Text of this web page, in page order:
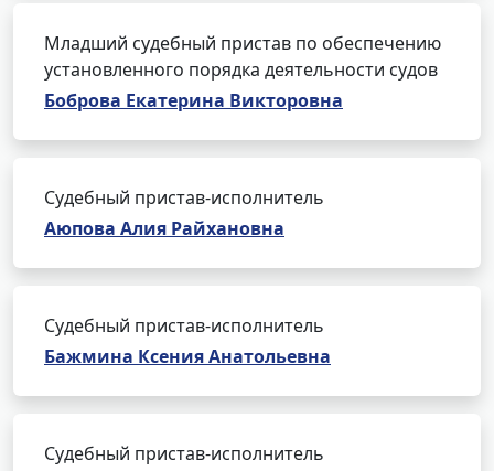
Младший судебный пристав по обеспечению
установленного порядка деятельности судов
Боброва Екатерина Викторовна
Судебный пристав-исполнитель
Аюпова Алия Райхановна
Судебный пристав-исполнитель
Бажмина Ксения Анатольевна
Судебный пристав-исполнитель